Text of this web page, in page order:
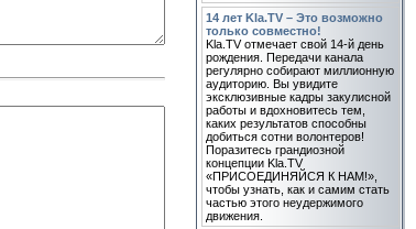
14 лет Kla.TV – Это возможно
только совместно!
Kla.TV отмечает свой 14-й день
рождения. Передачи канала
регулярно собирают миллионную
аудиторию. Вы увидите
эксклюзивные кадры закулисной
работы и вдохновитесь тем,
каких результатов способны
добиться сотни волонтеров!
Поразитесь грандиозной
концепции Kla.TV
«ПРИСОЕДИНЯЙСЯ К НАМ!»,
чтобы узнать, как и самим стать
частью этого неудержимого
движения.